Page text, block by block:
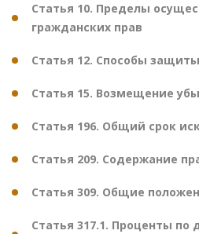
Статья 10. Пределы
гражданских прав
Статья 12. Способы
Статья 15. Возмещение
Статья 196. Общий срок
Статья 209. Содержание
Статья 309. Общие
Статья 317.1. Проценты по